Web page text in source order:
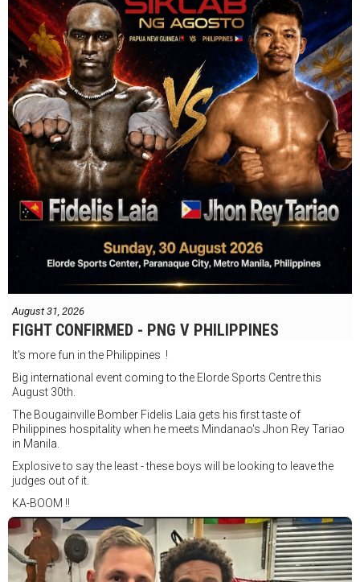
August 31, 2026
FIGHT CONFIRMED - PNG V PHILIPPINES
It's more fun in the Philippines !
Big international event coming to the Elorde Sports Centre this
August 30th.
The Bougainville Bomber Fidelis Laia gets his first taste of
Philippines hospitality when he meets Mindanao's Jhon Rey Tariao
in Manila.
Explosive to say the least - these boys will be looking to leave the
judges out of it.
KA-BOOM !!